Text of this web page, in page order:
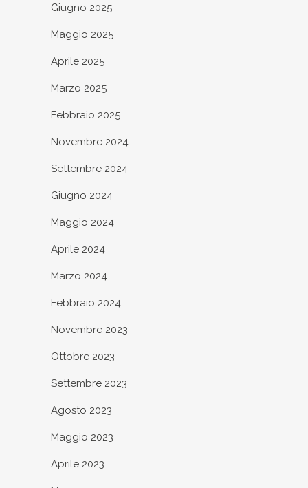
Giugno 2025
Maggio 2025
Aprile 2025
Marzo 2025
Febbraio 2025
Novembre 2024
Settembre 2024
Giugno 2024
Maggio 2024
Aprile 2024
Marzo 2024
Febbraio 2024
Novembre 2023
Ottobre 2023
Settembre 2023
Agosto 2023
Maggio 2023
Aprile 2023